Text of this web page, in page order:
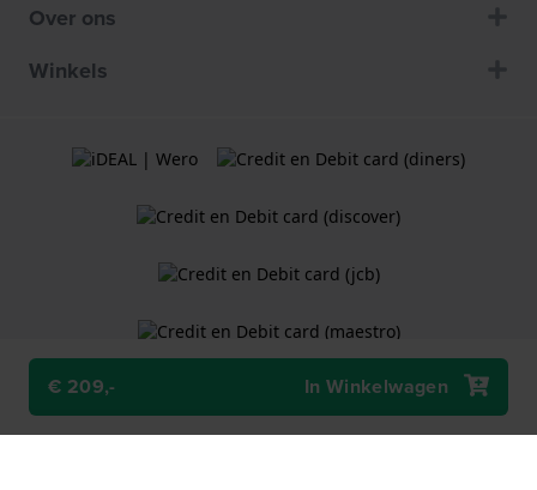
€ 209,- In Winkelwagen
Over ons
Winkels